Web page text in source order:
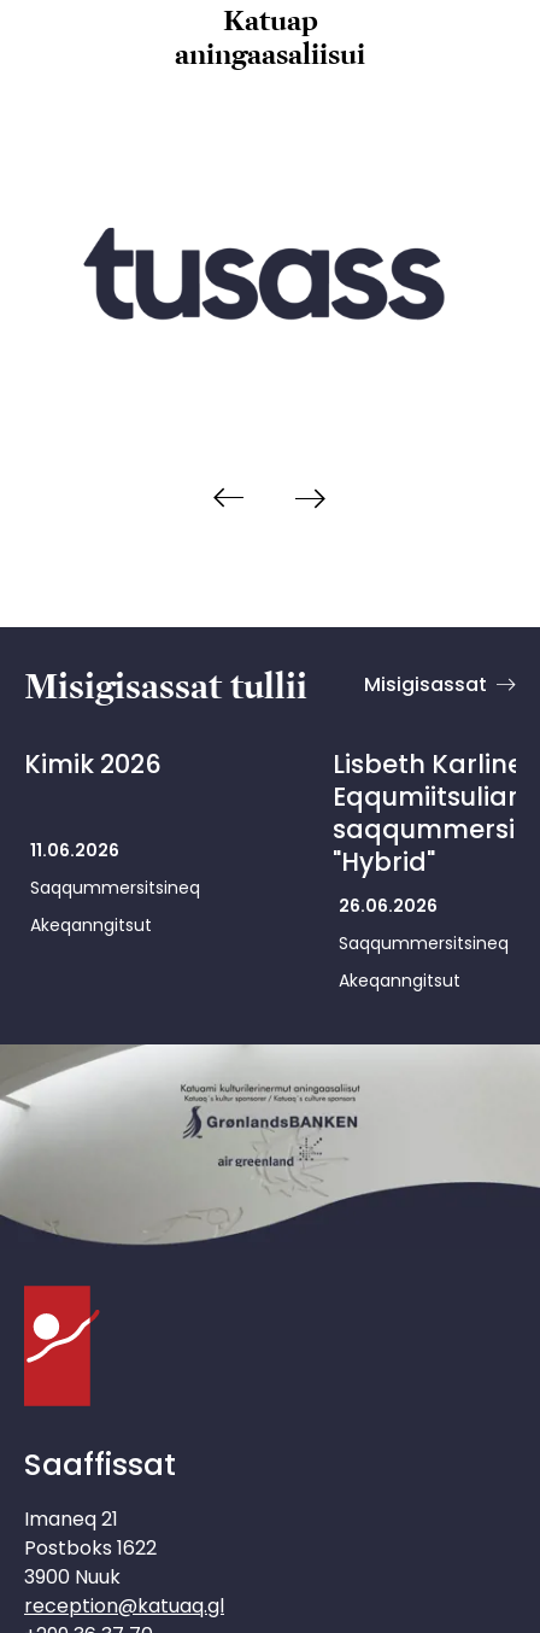
Katuap
aningaasaliisui
Misigisassat tullii Misigisassat
Kimik 2026
11.06.2026
Saqqummersitsineq
Akeqanngitsut
Lisbeth Karline
"Hybrid"
26.06.2026
Saqqummersitsineq
Akeqanngitsut
Saaffissat
Imaneq 21
Postboks 1622
3900 Nuuk
reception@katuaq.gl